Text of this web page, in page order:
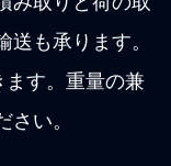
送も承ります。
ます。重量の兼
い。